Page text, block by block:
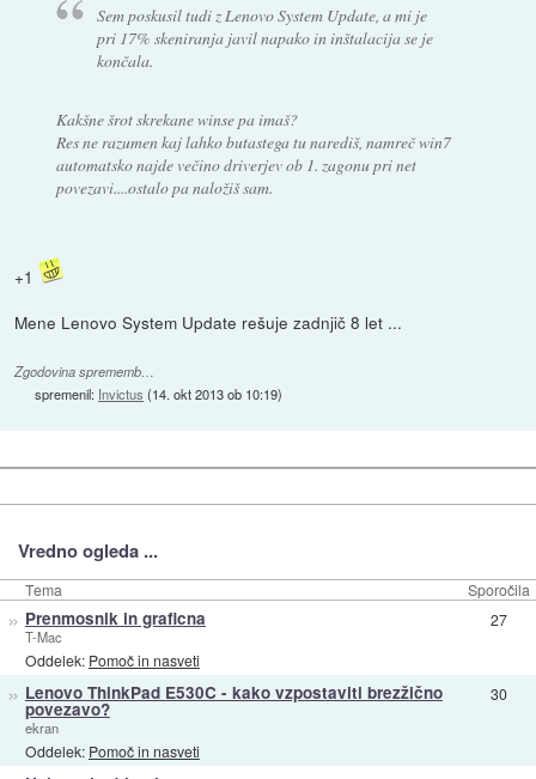
Sem poskusil tudi z Lenovo System Update, a mi je
pri 17% skeniranja javil napako in inštalacija se je
končala.
Kakšne šrot skrekane winse pa imaš?
Res ne razumen kaj lahko butastega tu narediš, namreč win7
automatsko najde večino driverjev ob 1. zagonu pri net
povezavi....ostalo pa naložiš sam.
+1
Mene Lenovo System Update rešuje zadnjič 8 let ...
Zgodovina sprememb…
spremenil: Invictus (14. okt 2013 ob 10:19)
Vredno ogleda ...
Tema Sporočila
» Prenmosnik in graficna
T-Mac
Oddelek: Pomoč in nasveti
27
» Lenovo ThinkPad E530C - kako vzpostaviti brezžično
povezavo?
ekran
Oddelek: Pomoč in nasveti
30